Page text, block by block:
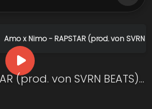
Amo x Nimo - RAPSTAR (prod. von SVRN
Amo x Nimo - RAPSTAR (prod. von SVRN BEATS) [Official Video]